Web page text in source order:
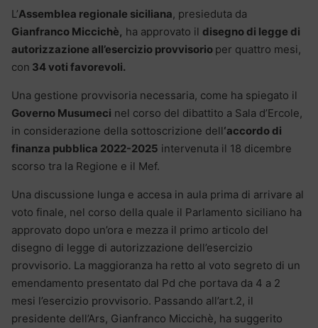
L’Assemblea regionale siciliana, presieduta da
Gianfranco Miccichè, ha approvato il disegno di legge di
autorizzazione all’esercizio provvisorio per quattro mesi,
con 34 voti favorevoli.
Una gestione provvisoria necessaria, come ha spiegato il
Governo Musumeci nel corso del dibattito a Sala d’Ercole,
in considerazione della sottoscrizione dell‘accordo di
finanza pubblica 2022-2025 intervenuta il 18 dicembre
scorso tra la Regione e il Mef.
Una discussione lunga e accesa in aula prima di arrivare al
voto finale, nel corso della quale il Parlamento siciliano ha
approvato dopo un’ora e mezza il primo articolo del
disegno di legge di autorizzazione dell’esercizio
provvisorio. La maggioranza ha retto al voto segreto di un
emendamento presentato dal Pd che portava da 4 a 2
mesi l’esercizio provvisorio. Passando all’art.2, il
presidente dell’Ars, Gianfranco Miccichè, ha suggerito